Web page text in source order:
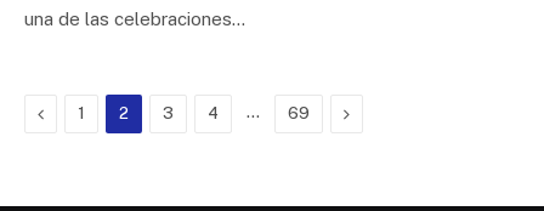
una de las celebraciones…
Previous
1 2 3 4 … 69 Next